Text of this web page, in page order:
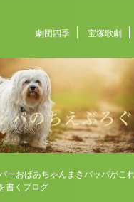
劇団四季 宝塚歌劇
ーおばあちゃんまきバッパがこ
書くブログ
, 2026 All Rights